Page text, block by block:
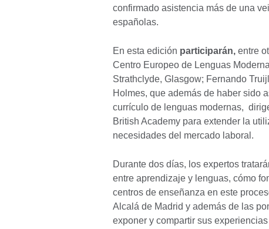
confirmado asistencia más de una
españolas.
En esta edición participarán, entre
Centro Europeo de Lenguas
Strathclyde, Glasgow; Fernando
Holmes, que además de haber sido
currículo de lenguas modernas,
British Academy para extender la
necesidades del mercado laboral.
Durante dos días, los expertos
entre aprendizaje y lenguas, cómo
centros de enseñanza en este
Alcalá de Madrid y además de las
exponer y compartir sus